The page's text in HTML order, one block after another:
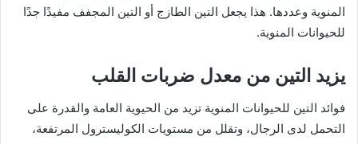
المنوية وعددها. هذا يجعل التين الطازج أو التين المجفف مفيدًا جدًا
للحيوانات المنوية.
يزيد التين من معدل ضربات القلب
فوائد التين للحيوانات المنوية تزيد من الحيوية العامة والقدرة على
التحمل لدى الرجال، وتقلل من مستويات الكوليسترول المرتفعة،